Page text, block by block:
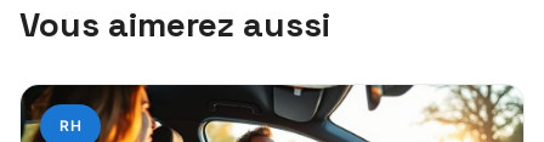
Vous aimerez aussi
RH